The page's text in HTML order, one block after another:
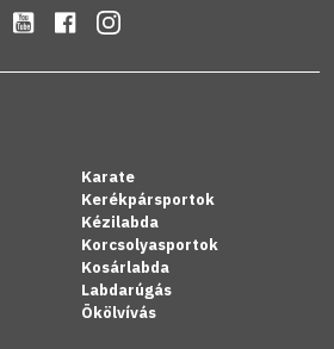
Karate
Kerékpársportok
Kézilabda
Korcsolyasportok
Kosárlabda
Labdarúgás
Ökölvívás